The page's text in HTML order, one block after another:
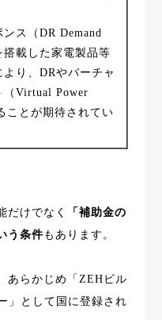
ス（DR Demand
搭載した家電製品等
り、DRやバーチャ
（Virtual Power
ことが期待されてい
だけでなく
「補助金の
う条件もあります。
あらかじめ「ZEHビル
」として国に登録され